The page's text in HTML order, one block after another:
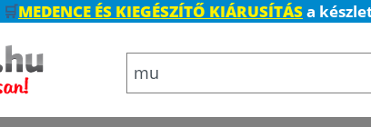
🛒MEDENCE ÉS KIEGÉSZÍTŐ KIÁRUSÍTÁSa